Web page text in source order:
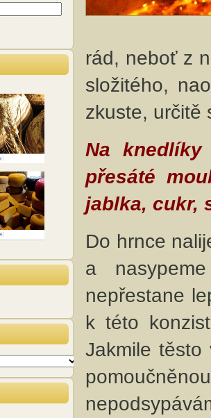
rád, neboť z
složitého,
zkuste, určitě
Na
přesáté
jablka, cukr,
Do hrnce
a
nepřestane
k této
Jakmile těsto